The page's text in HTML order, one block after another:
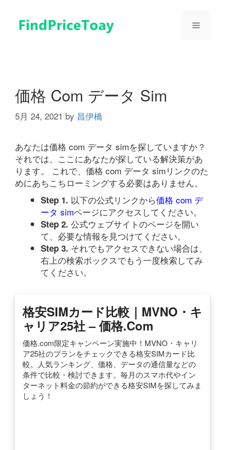
メ
価格 Com データ Sim
5月 24, 2021 by 昌伊橋
あなたは価格 com データ simを探していますか？
それでは、ここにあなたが探している解決策があ
ります。 これで、価格 com データ simリンクのた
めにあちこちローミングする必要はありません。
Step 1. 以下の公式リンクから価格 com デ
ータ simページにアクセスしてください。
Step 2. 公式ウェブサイトのページを開い
て、必要な情報を見つけてください。
Step 3. それでもアクセスできない場合は、
右上の検索ボックスでもう一度検索してみ
てください。
格安SIMカード比較｜MVNO・キ
ャリア25社 – 価格.com
価格.com限定キャンペーン実施中！MVNO・キャリ
ア25社のプランをチェックできる格安SIMカード比
較。人気ランキング、価格、データの通信量などの
条件で比較・検討できます。毎月のスマホ代やイン
ターネット料金の節約ができる格安SIMを探してみま
しょう！